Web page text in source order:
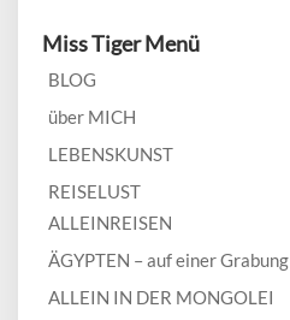
Miss Tiger Menü
BLOG
über MICH
LEBENSKUNST
REISELUST
ALLEINREISEN
ÄGYPTEN – auf einer Grabung
ALLEIN IN DER MONGOLEI